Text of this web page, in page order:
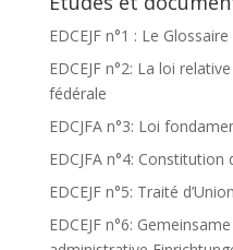
EDCEJF n°1 : Le
EDCEJF n°2: La loi
fédérale
EDCJFA n°3: Loi
EDCJFA n°4:
EDCEJF n°5: Traité
EDCEJF n°6: